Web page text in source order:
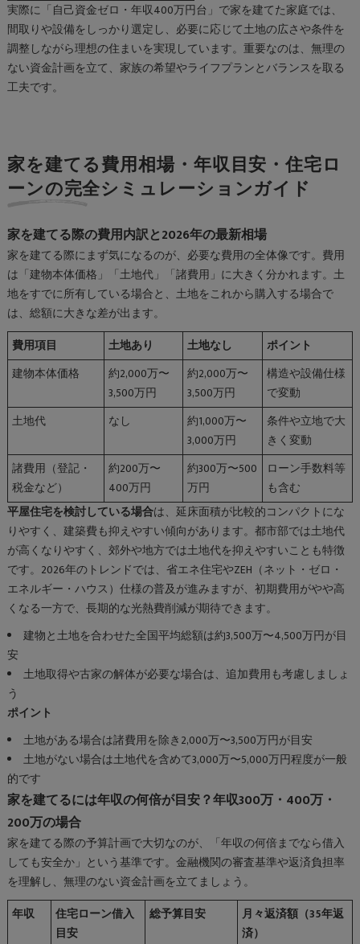
実際に「自己資金ゼロ・年収400万円台」で家を建てた家庭では、
間取りや設備をしっかり選定し、必要に応じて土地の広さや条件を
調整しながら理想の住まいを実現しています。重要なのは、無理の
ない資金計画を立て、家族の希望やライフプランとバランスを取る
工夫です。
家を建てる費用相場・年収目安・住宅ロ
ーンの完全シミュレーションガイド
家を建てる際の費用内訳と2026年の最新相場
家を建てる際にまず気になるのが、必要な費用の全体像です。費用
は「建物本体価格」「土地代」「諸費用」に大きく分かれます。土
地をすでに所有している場合と、土地をこれから購入する場合で
は、総額に大きな差が出ます。
費用項目
土地あり 土地なし
ポイント
建物本体価格
約2,000万〜
3,500万円
約2,000万〜
3,500万円
構造や設備仕様
で変動
土地代
なし
約1,000万〜
3,000万円
条件や立地で大
きく変動
諸費用（登記・
税金など）
約200万〜
400万円
約300万〜500
万円
ローン手数料等
も含む
平屋住宅を検討している場合は、延床面積が比較的コンパクトにな
りやすく、建築費も抑えやすい傾向があります。都市部では土地代
が高くなりやすく、郊外や地方では土地代を抑えやすいことも特徴
です。2026年のトレンドでは、省エネ住宅やZEH（ネット・ゼロ・
エネルギー・ハウス）仕様の普及が進みますが、初期費用がやや高
くなる一方で、長期的な光熱費削減が期待できます。
建物と土地を合わせた全国平均総額は約3,500万〜4,500万円が目
安
土地取得や古家の解体が必要な場合は、追加費用も考慮しましょ
う
ポイント
土地がある場合は諸費用を除き2,000万〜3,500万円が目安
土地がない場合は土地代を含めて3,000万〜5,000万円程度が一般
的です
家を建てるには年収の何倍が目安？年収300万・400万・
200万の場合
家を建てる際の予算計画で大切なのが、「年収の何倍までなら借入
しても安全か」という基準です。金融機関の審査基準や返済負担率
を理解し、無理のない資金計画を立てましょう。
年収
住宅ローン借入
目安
総予算目安
月々返済額（35年返
済）